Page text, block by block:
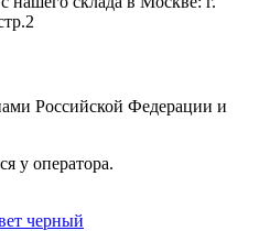
Российской Федерации и
у оператора.
черный